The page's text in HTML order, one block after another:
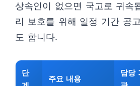
상속인이 없으면 국고로 귀속
리 보호를 위해 일정 기간 공
도 합니다.
단
주요 내용
담당